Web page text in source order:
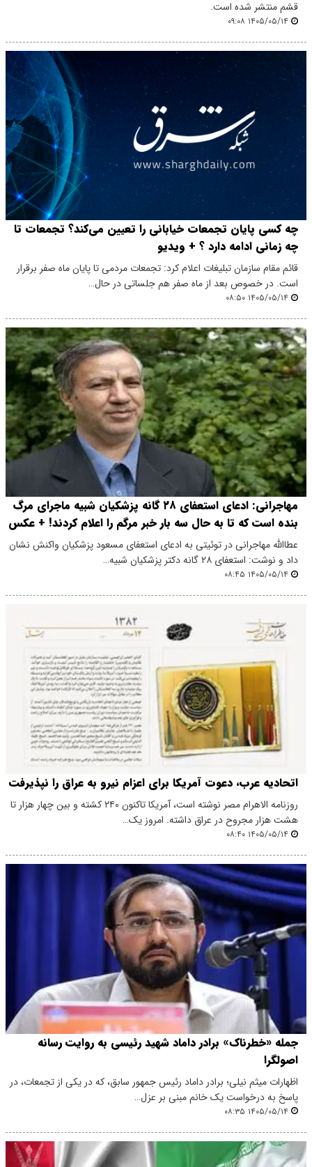
قشم منتشر شده است.
۱۴۰۵/۰۵/۱۴ ۰۹:۰۸
چه کسی پایان تجمعات خیابانی را تعیین می‌کند؟ تجمعات تا
چه زمانی ادامه دارد ؟ + ویدیو
قائم مقام سازمان تبلیغات اعلام کرد: تجمعات مردمی تا پایان ماه صفر برقرار
است. در خصوص بعد از ماه صفر هم جلساتی در حال…
۱۴۰۵/۰۵/۱۴ ۰۸:۵۰
مهاجرانی: ادعای استعفای ۲۸ گانه پزشکیان شبیه ماجرای مرگ
بنده است که تا به حال سه بار خبر مرگم را اعلام کردند! + عکس
عطاالله مهاجرانی در توئیتی به ادعای استعفای مسعود پزشکیان واکنش نشان
داد و نوشت: استعفای ۲۸ گانه دکتر پزشکیان شبیه…
۱۴۰۵/۰۵/۱۴ ۰۸:۴۵
اتحادیه عرب، دعوت‌ آمریکا برای اعزام نیرو به عراق را نپذیرفت
روزنامه الاهرام مصر نوشته است، آمریکا تاکنون ۲۴۰ کشته و بین چهار هزار تا
هشت هزار مجروح در عراق داشته. امروز یک…
۱۴۰۵/۰۵/۱۴ ۰۸:۴۰
جمله «خطرناک» برادر داماد شهید رئیسی به روایت رسانه
اصولگرا
اظهارات میثم نیلی؛ برادر داماد رئیس جمهور سابق، که در یکی از تجمعات، در
پاسخ به درخواست یک خانم مبنی بر عزل…
۱۴۰۵/۰۵/۱۴ ۰۸:۳۵